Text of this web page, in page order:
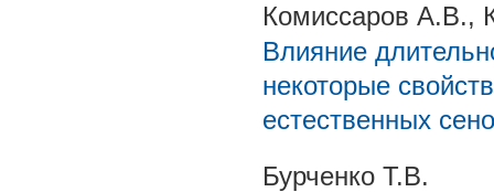
Комиссаров А.В.,
Влияние
некоторые
естественных
Бурченко Т.В.